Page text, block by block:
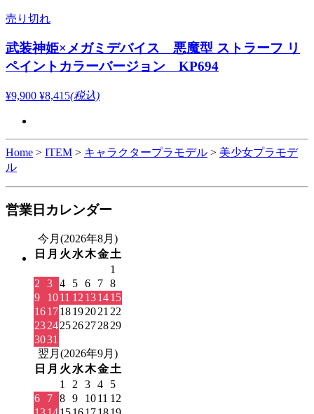
売り切れ
武装神姫×メガミデバイス 悪魔型 ストラーフ リ
ペイントカラーバージョン KP694
¥9,900 ¥8,415(税込)
Home > ITEM > キャラクタープラモデル > 美少女プラモデ
ル
営業日カレンダー
今月(2026年8月)
日 月 火水木金土
1
2
3 4 5 6 7 8
9
1011 12 131415
16171819202122
23242526272829
3031
翌月(2026年9月)
日 月 火水木金土
1
2 3 4
5
6
7 8 9 1011 12